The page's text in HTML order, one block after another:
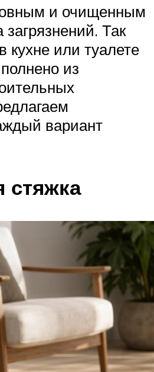
и очищенным
загрязнений. Так
кухне или туалете
из
вариант
стяжка